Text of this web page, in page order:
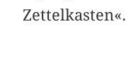
Zettelkasten«.